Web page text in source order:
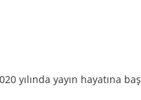
yılında yayın hayatına